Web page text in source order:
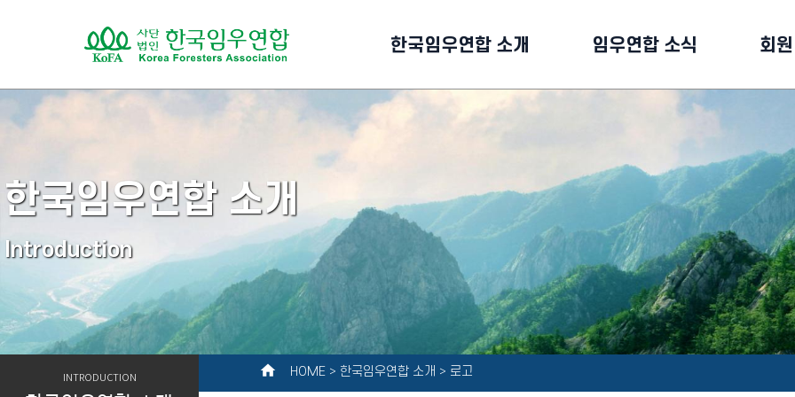
한국임우연합 소개 임우연합 소식 회
한국임우연합 소개
Introduction
home HOME > 한국임우연합 소개 > 로고
INTRODUCTION